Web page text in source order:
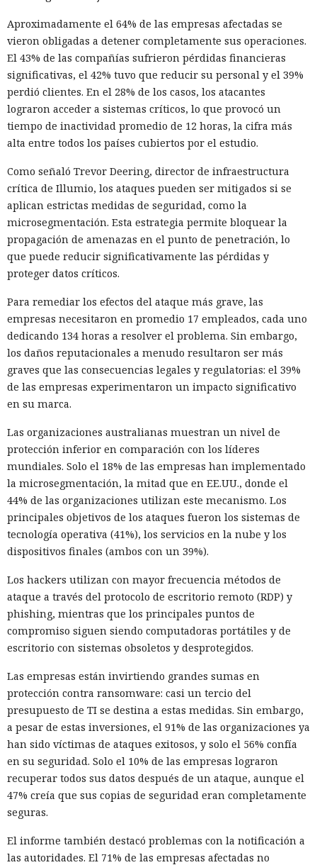
Aproximadamente el 64% de las empresas afectadas se
vieron obligadas a detener completamente sus operaciones.
El 43% de las compañías sufrieron pérdidas financieras
significativas, el 42% tuvo que reducir su personal y el 39%
perdió clientes. En el 28% de los casos, los atacantes
lograron acceder a sistemas críticos, lo que provocó un
tiempo de inactividad promedio de 12 horas, la cifra más
alta entre todos los países cubiertos por el estudio.
Como señaló Trevor Deering, director de infraestructura
crítica de Illumio, los ataques pueden ser mitigados si se
aplican estrictas medidas de seguridad, como la
microsegmentación. Esta estrategia permite bloquear la
propagación de amenazas en el punto de penetración, lo
que puede reducir significativamente las pérdidas y
proteger datos críticos.
Para remediar los efectos del ataque más grave, las
empresas necesitaron en promedio 17 empleados, cada uno
dedicando 134 horas a resolver el problema. Sin embargo,
los daños reputacionales a menudo resultaron ser más
graves que las consecuencias legales y regulatorias: el 39%
de las empresas experimentaron un impacto significativo
en su marca.
Las organizaciones australianas muestran un nivel de
protección inferior en comparación con los líderes
mundiales. Solo el 18% de las empresas han implementado
la microsegmentación, la mitad que en EE.UU., donde el
44% de las organizaciones utilizan este mecanismo. Los
principales objetivos de los ataques fueron los sistemas de
tecnología operativa (41%), los servicios en la nube y los
dispositivos finales (ambos con un 39%).
Los hackers utilizan con mayor frecuencia métodos de
ataque a través del protocolo de escritorio remoto (RDP) y
phishing, mientras que los principales puntos de
compromiso siguen siendo computadoras portátiles y de
escritorio con sistemas obsoletos y desprotegidos.
Las empresas están invirtiendo grandes sumas en
protección contra ransomware: casi un tercio del
presupuesto de TI se destina a estas medidas. Sin embargo,
a pesar de estas inversiones, el 91% de las organizaciones ya
han sido víctimas de ataques exitosos, y solo el 56% confía
en su seguridad. Solo el 10% de las empresas lograron
recuperar todos sus datos después de un ataque, aunque el
47% creía que sus copias de seguridad eran completamente
seguras.
El informe también destacó problemas con la notificación a
las autoridades. El 71% de las empresas afectadas no